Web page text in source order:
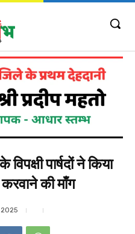
पार्षदों ने किया
की माँग